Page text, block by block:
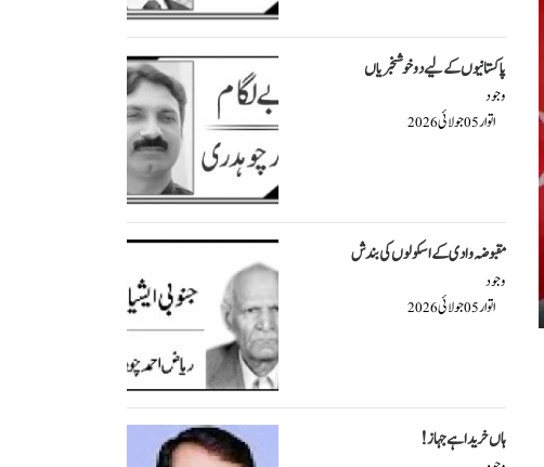
پاکستانیوں کے لیے دو خوشخبریاں
وجود
اتوار05جولائی2026
مقبوضہ وادی کے اسکولوں کی بندش
وجود
اتوار05جولائی2026
ہاں خریدا ہے جہاز!